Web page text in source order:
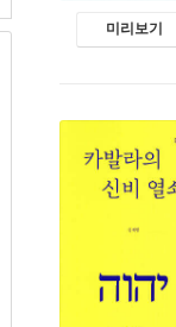
미리보기